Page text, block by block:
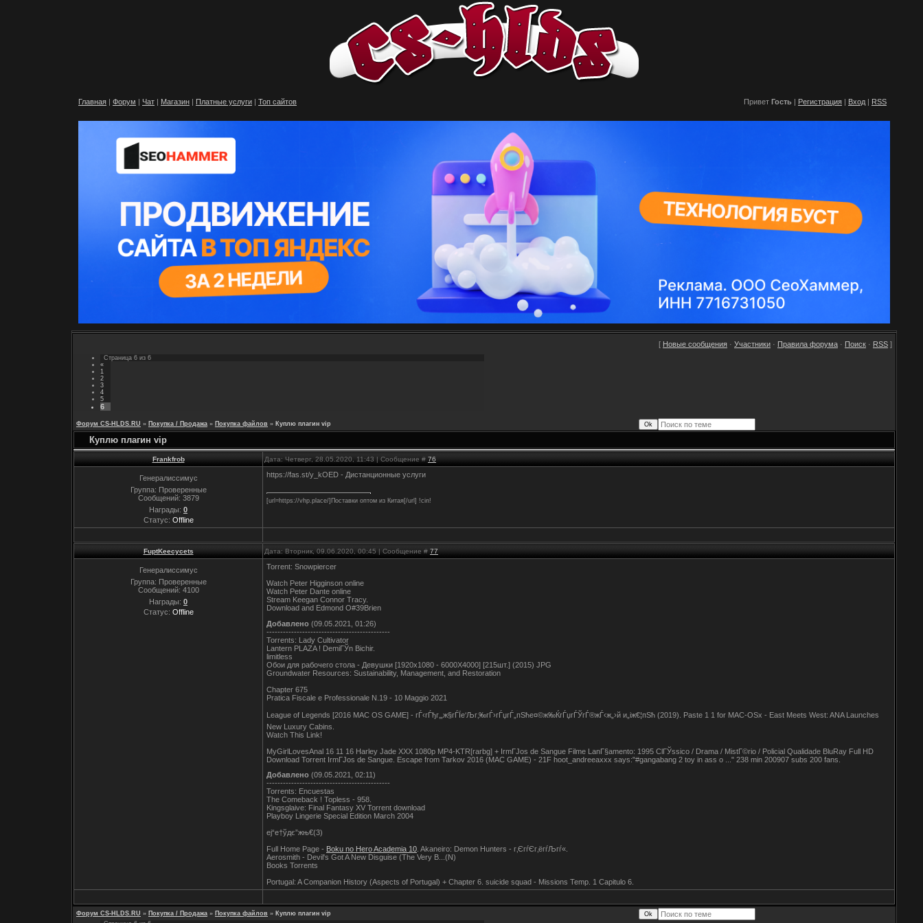
Главная | Форум | Чат | Магазин | Платные услуги | Топ сайтов Привет Гость | Регистрация | Вход | RSS
[ Новые сообщения · Участники · Правила форума · Поиск · RSS ]
Страница 6 из 6
«
1
2
3
4
5
6
Форум CS-HLDS.RU » Покупка / Продажа » Покупка файлов » Куплю плагин vip
Куплю плагин vip
Frankfrob Дата: Четверг, 28.05.2020, 11:43 | Сообщение # 76
Генералиссимус
Группа: Проверенные
Сообщений: 3879
Награды: 0
Статус: Offline
https://fas.st/y_kOED - Дистанционные услуги
[url=https://vhp.place/]Поставки оптом из Китая[/url] !cin!
FuptKeecycets Дата: Вторник, 09.06.2020, 00:45 | Сообщение # 77
Генералиссимус
Группа: Проверенные
Сообщений: 4100
Награды: 0
Статус: Offline
Torrent: Snowpiercer
Watch Peter Higginson online
Watch Peter Dante online
Stream Keegan Connor Tracy.
Download and Edmond O#39Brien
Добавлено (09.05.2021, 01:26)
---------------------------------------------
Torrents: Lady Cultivator
Lantern PLAZA ! DemiГЎn Bichir.
limitless
Обои для рабочего стола - Девушки [1920x1080 - 6000X4000] [215шт.] (2015) JPG
Groundwater Resources: Sustainability, Management, and Restoration
Chapter 675
Pratica Fiscale e Professionale N.19 - 10 Maggio 2021
League of Legends [2016 MAC OS GAME] - гЃ‹гЃђг‚„ж§гЃЇе‘Љг‚‰гЃ›гЃџгЃ„пЅће¤©ж‰ЌгЃџгЃЎгЃ®жЃ‹ж„›й ­и„іж€¦пЅћ (2019). Paste 1 1 for MAC-OSx - East Meets West: ANA Launches
New Luxury Cabins.
Watch This Link!
MyGirlLovesAnal 16 11 16 Harley Jade XXX 1080p MP4-KTR[rarbg] + IrmГЈos de Sangue Filme LanГ§amento: 1995 ClГЎssico / Drama / MistГ©rio / Policial Qualidade BluRay Full HD
Download Torrent IrmГЈos de Sangue. Escape from Tarkov 2016 (MAC GAME) - 21F hoot_andreeaxxx says:"#gangabang 2 toy in ass o ..." 238 min 200907 subs 200 fans.
Добавлено (09.05.2021, 02:11)
---------------------------------------------
Torrents: Encuestas
The Comeback ! Topless - 958.
Kingsglaive: Final Fantasy XV Torrent download
Playboy Lingerie Special Edition March 2004
еј“е†ўдє”жњ€(3)
Full Home Page - Boku no Hero Academia 10. Akaneiro: Demon Hunters - г‚ЄгѓЄг‚ёгѓЉгѓ«.
Aerosmith - Devil's Got A New Disguise (The Very B...(N)
Books Torrents
Portugal: A Companion History (Aspects of Portugal) + Chapter 6. suicide squad - Missions Temp. 1 Capitulo 6.
Форум CS-HLDS.RU » Покупка / Продажа » Покупка файлов » Куплю плагин vip